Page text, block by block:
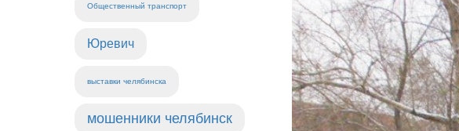
Общественный транспорт
Юревич
выставки челябинска
мошенники челябинск